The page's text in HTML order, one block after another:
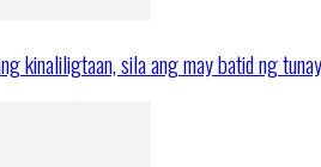
kinaliligtaan, sila ang may batid ng